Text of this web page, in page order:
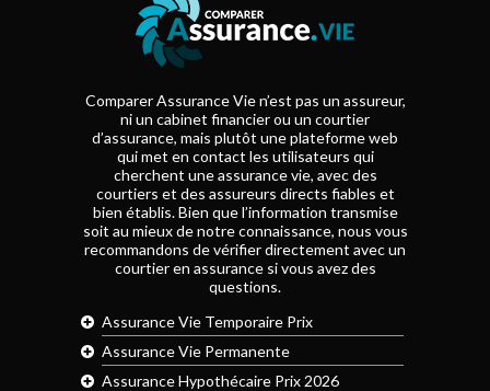
Comparer Assurance Vie n’est pas un assureur,
ni un cabinet financier ou un courtier
d’assurance, mais plutôt une plateforme web
qui met en contact les utilisateurs qui
cherchent une assurance vie, avec des
courtiers et des assureurs directs fiables et
bien établis. Bien que l’information transmise
soit au mieux de notre connaissance, nous vous
recommandons de vérifier directement avec un
courtier en assurance si vous avez des
questions.
Assurance Vie Temporaire Prix
Assurance Vie Permanente
Assurance Hypothécaire Prix 2026